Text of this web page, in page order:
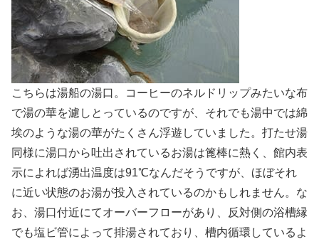
こちらは湯船の湯口。コーヒーのネルドリップみたいな布
で湯の華を濾しとっているのですが、それでも湯中では綿
埃のような湯の華がたくさん浮遊していました。打たせ湯
同様に湯口から吐出されているお湯は篦棒に熱く、館内表
示によれば湧出温度は91℃なんだそうですが、ほぼそれ
に近い状態のお湯が投入されているのかもしれません。な
お、湯口付近にてオーバーフローがあり、反対側の浴槽縁
でも塩ビ管によって排湯されており、槽内循環しているよ